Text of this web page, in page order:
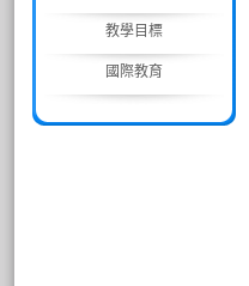
教學目標
國際教育